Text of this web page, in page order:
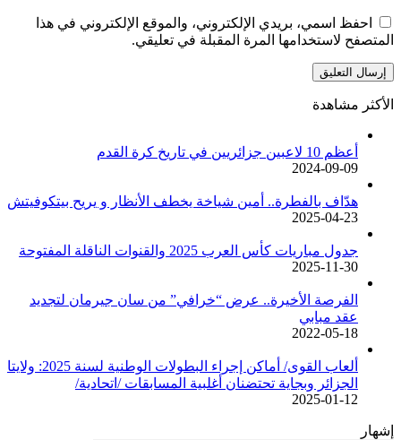
احفظ اسمي، بريدي الإلكتروني، والموقع الإلكتروني في هذا
المتصفح لاستخدامها المرة المقبلة في تعليقي.
الأكثر مشاهدة
أعظم 10 لاعبين جزائريين في تاريخ كرة القدم
2024-09-09
هدّاف بالفطرة.. أمين شياخة يخطف الأنظار و يريح بيتكوفيتش
2025-04-23
جدول مباريات كأس العرب 2025 والقنوات الناقلة المفتوحة
2025-11-30
الفرصة الأخيرة.. عرض “خرافي” من سان جيرمان لتجديد
عقد مبابي
2022-05-18
ألعاب القوى/ أماكن إجراء البطولات الوطنية لسنة 2025: ولايتا
الجزائر وبجاية تحتضنان أغلبية المسابقات /اتحادية/
2025-01-12
إشهار